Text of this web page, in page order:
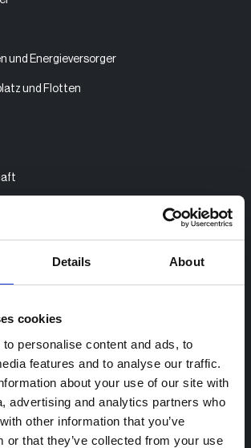
Details About
cookies
personalise content and ads, to
features and to analyse our traffic.
about your use of our site with
advertising and analytics partners who
other information that you’ve
or that they’ve collected from your use
und Energieversorger
und Flotten
Ladestationen